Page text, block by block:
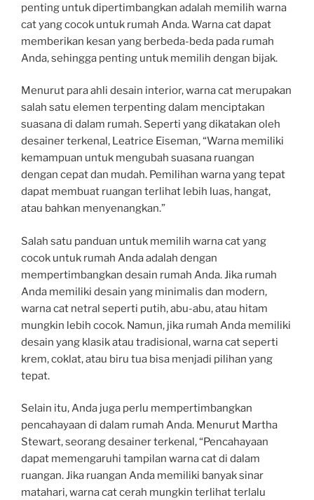
penting untuk dipertimbangkan adalah memilih warna
cat yang cocok untuk rumah Anda. Warna cat dapat
memberikan kesan yang berbeda-beda pada rumah
Anda, sehingga penting untuk memilih dengan bijak.
Menurut para ahli desain interior, warna cat merupakan
salah satu elemen terpenting dalam menciptakan
suasana di dalam rumah. Seperti yang dikatakan oleh
desainer terkenal, Leatrice Eiseman, “Warna memiliki
kemampuan untuk mengubah suasana ruangan
dengan cepat dan mudah. Pemilihan warna yang tepat
dapat membuat ruangan terlihat lebih luas, hangat,
atau bahkan menyenangkan.”
Salah satu panduan untuk memilih warna cat yang
cocok untuk rumah Anda adalah dengan
mempertimbangkan desain rumah Anda. Jika rumah
Anda memiliki desain yang minimalis dan modern,
warna cat netral seperti putih, abu-abu, atau hitam
mungkin lebih cocok. Namun, jika rumah Anda memiliki
desain yang klasik atau tradisional, warna cat seperti
krem, coklat, atau biru tua bisa menjadi pilihan yang
tepat.
Selain itu, Anda juga perlu mempertimbangkan
pencahayaan di dalam rumah Anda. Menurut Martha
Stewart, seorang desainer terkenal, “Pencahayaan
dapat memengaruhi tampilan warna cat di dalam
ruangan. Jika ruangan Anda memiliki banyak sinar
matahari, warna cat cerah mungkin terlihat terlalu